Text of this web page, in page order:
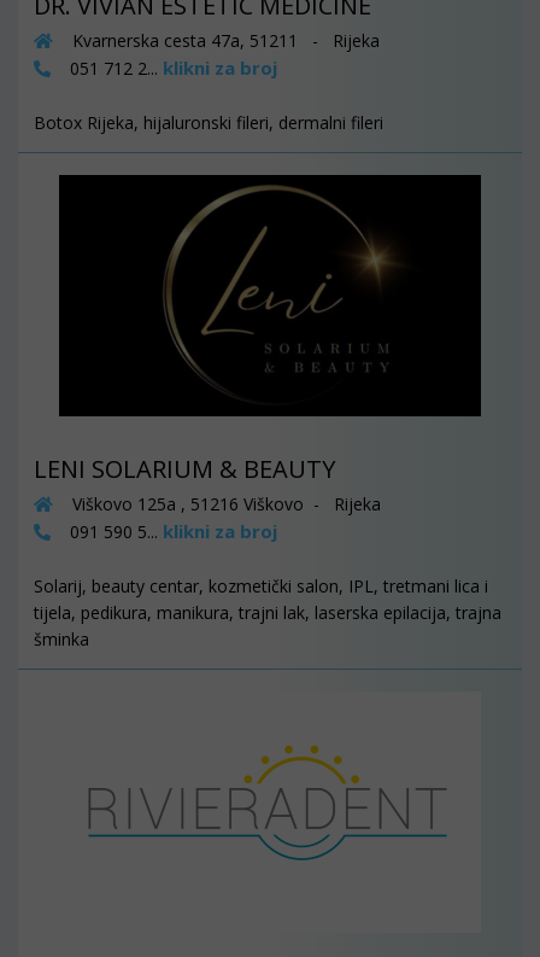
Kvarnerska cesta 47a, 51211 - Rijeka
051 712 2... klikni za broj
Botox Rijeka, hijaluronski fileri, dermalni fileri
LENI SOLARIUM & BEAUTY
Viškovo 125a , 51216 Viškovo - Rijeka
091 590 5... klikni za broj
Solarij, beauty centar, kozmetički salon, IPL, tretmani lica i
tijela, pedikura, manikura, trajni lak, laserska epilacija, trajna
šminka